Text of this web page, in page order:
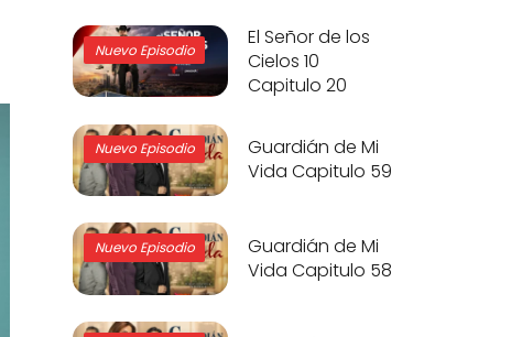
Nuevo Episodio
El Señor de los
Cielos 10
Capitulo 20
Nuevo Episodio
Guardián de Mi
Vida Capitulo 59
Nuevo Episodio
Guardián de Mi
Vida Capitulo 58